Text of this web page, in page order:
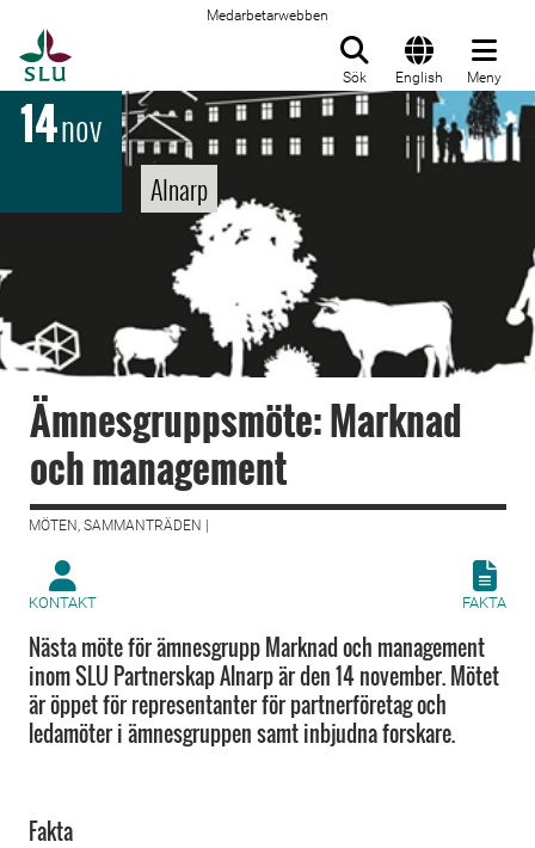
Medarbetarwebben
Sök English Meny
14nov
Alnarp
Ämnesgruppsmöte: Marknad
och management
MÖTEN, SAMMANTRÄDEN |
KONTAKT FAKTA
Nästa möte för ämnesgrupp Marknad och management
inom SLU Partnerskap Alnarp är den 14 november. Mötet
är öppet för representanter för partnerföretag och
ledamöter i ämnesgruppen samt inbjudna forskare.
Fakta